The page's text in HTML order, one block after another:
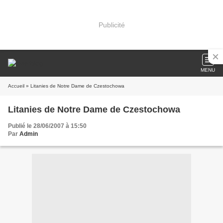
Publicité
MENU
Accueil » Litanies de Notre Dame de Czestochowa
Litanies de Notre Dame de Czestochowa
Publié le 28/06/2007 à 15:50
Par Admin